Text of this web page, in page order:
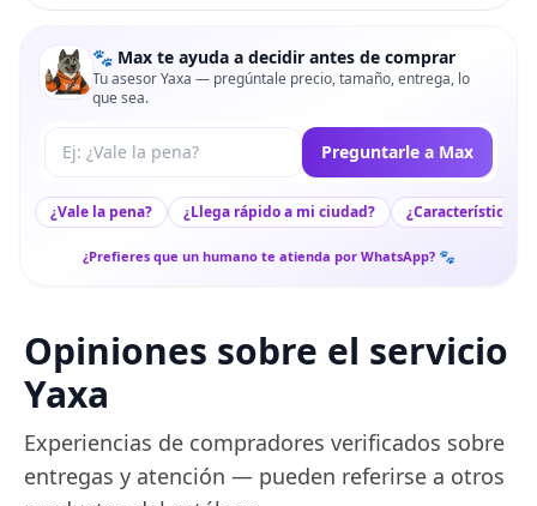
🐾 Max te ayuda a decidir antes de comprar
Tu asesor Yaxa — pregúntale precio, tamaño, entrega, lo
que sea.
Tu pregunta a Max Preguntarle a Max
¿Vale la pena? ¿Llega rápido a mi ciudad? ¿Características
¿Prefieres que un humano te atienda por WhatsApp? 🐾
Opiniones sobre el servicio
Yaxa
Experiencias de compradores verificados sobre
entregas y atención — pueden referirse a otros